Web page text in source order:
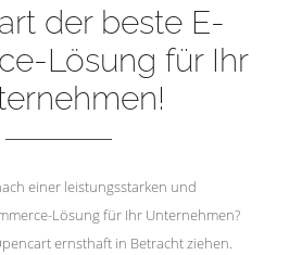
der beste E-
Lösung für Ihr
einer leistungsstarken und
Lösung für Ihr Unternehmen?
ernsthaft in Betracht ziehen.